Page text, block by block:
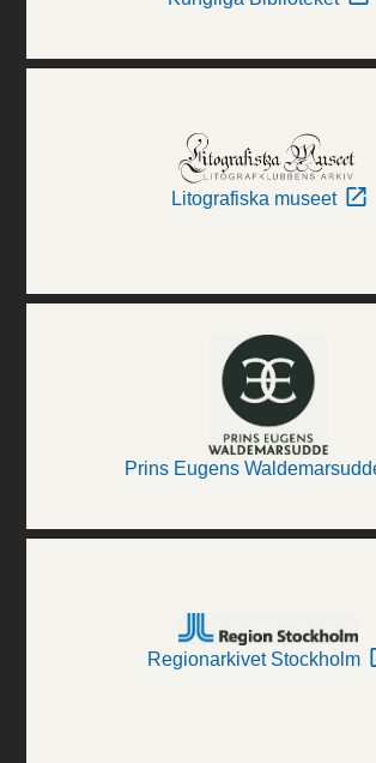
Litografiska museet
Prins Eugens
Regionarkivet Stockholm